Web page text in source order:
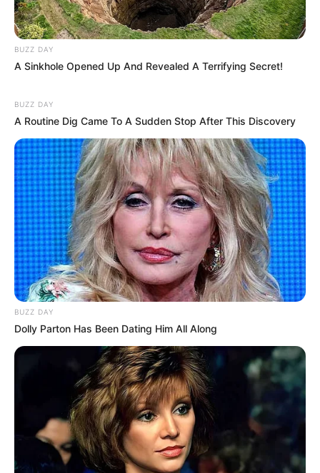
BUZZ DAY
A Sinkhole Opened Up And Revealed A Terrifying Secret!
BUZZ DAY
A Routine Dig Came To A Sudden Stop After This Discovery
BUZZ DAY
Dolly Parton Has Been Dating Him All Along